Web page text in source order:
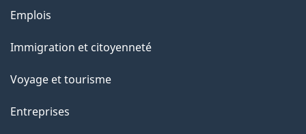
l
a
a
g
Thèmes
sujets
Emplois
Immigration et citoyenneté
Voyage et tourisme
Entreprises